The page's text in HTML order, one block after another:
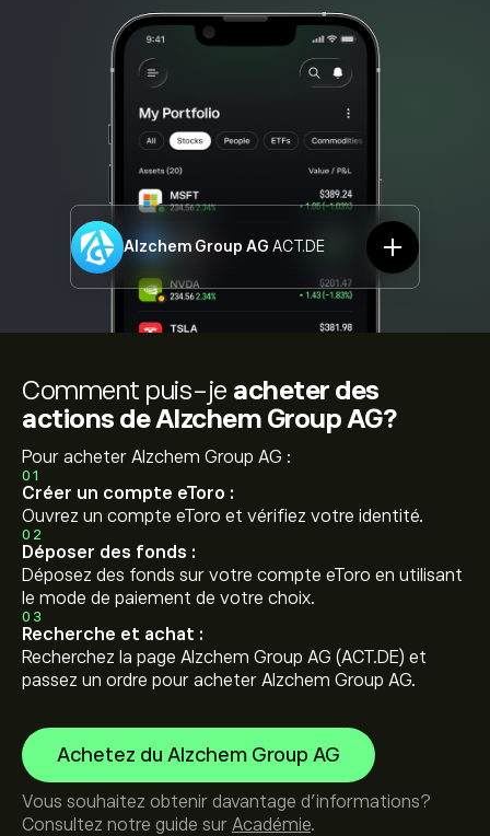
Alzchem Group AG ACT.DE
Comment puis-je acheter des
actions de Alzchem Group AG?
Pour acheter Alzchem Group AG :
01
Créer un compte eToro :
Ouvrez un compte eToro et vérifiez votre identité.
02
Déposer des fonds :
Déposez des fonds sur votre compte eToro en utilisant
le mode de paiement de votre choix.
03
Recherche et achat :
Recherchez la page Alzchem Group AG (ACT.DE) et
passez un ordre pour acheter Alzchem Group AG.
Achetez du Alzchem Group AG
Vous souhaitez obtenir davantage d'informations?
Consultez notre guide sur Académie.